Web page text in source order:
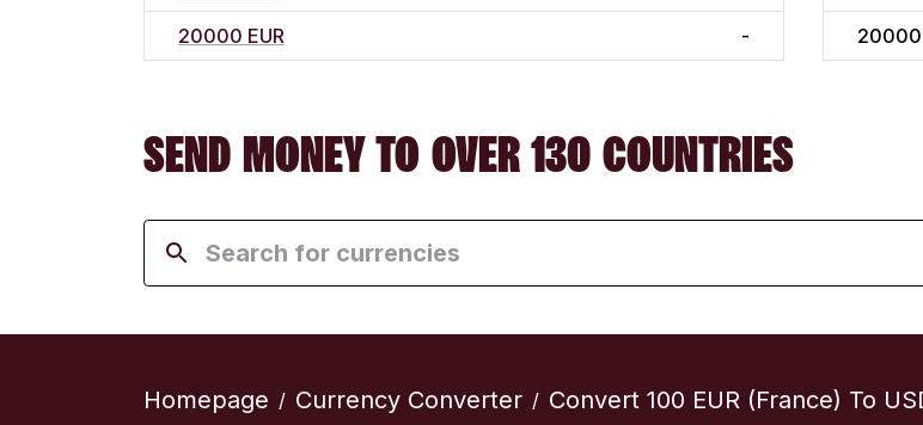
20000 EUR - 20000
SEND MONEY TO OVER 130 COUNTRIES
Homepage / Currency Converter / Convert 100 EUR (France) To